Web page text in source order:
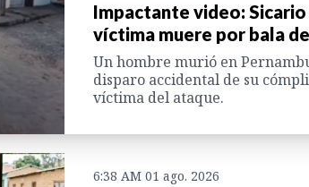
Impactante video: Sicario
víctima muere por bala
Un hombre murió en
disparo accidental de su
víctima del ataque.
6:38 AM 01 ago. 2026